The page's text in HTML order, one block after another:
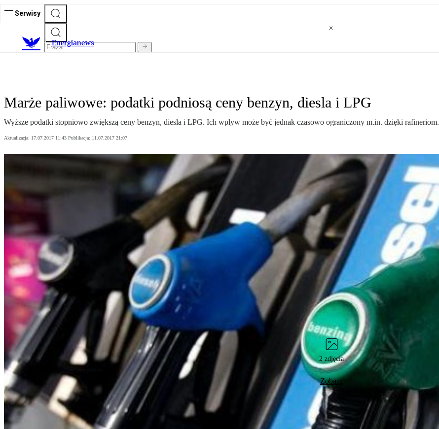
Serwisy
Energianews
Marże paliwowe: podatki podniosą ceny benzyn, diesla i LPG
Wyższe podatki stopniowo zwiększą ceny benzyn, diesla i LPG. Ich wpływ może być jednak czasowo ograniczony m.in. dzięki rafineriom.
Aktualizacja: 17.07.2017 11:43 Publikacja: 11.07.2017 21:07
2 zdjęcia
Zobacz